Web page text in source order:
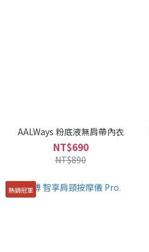
AALWays 粉底液無肩帶內衣
NT$690
NT$890
熱銷冠軍